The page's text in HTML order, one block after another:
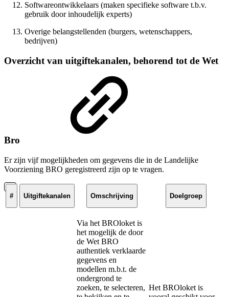
Softwareontwikkelaars (maken specifieke software t.b.v.
gebruik door inhoudelijk experts)
Overige belangstellenden (burgers, wetenschappers,
bedrijven)
Overzicht van uitgiftekanalen, behorend tot de Wet
Bro
Er zijn vijf mogelijkheden om gegevens die in de Landelijke
Voorziening BRO geregistreerd zijn op te vragen.
# Uitgiftekanalen Omschrijving Doelgroep
Via het BROloket is
het mogelijk de door
de Wet BRO
authentiek verklaarde
gegevens en
modellen m.b.t. de
ondergrond te
zoeken, te selecteren, Het BROloket is